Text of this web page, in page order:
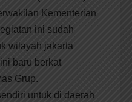
Kementerian
ini sudah
wilayah jakarta
baru berkat
Grup.
untuk di daerah